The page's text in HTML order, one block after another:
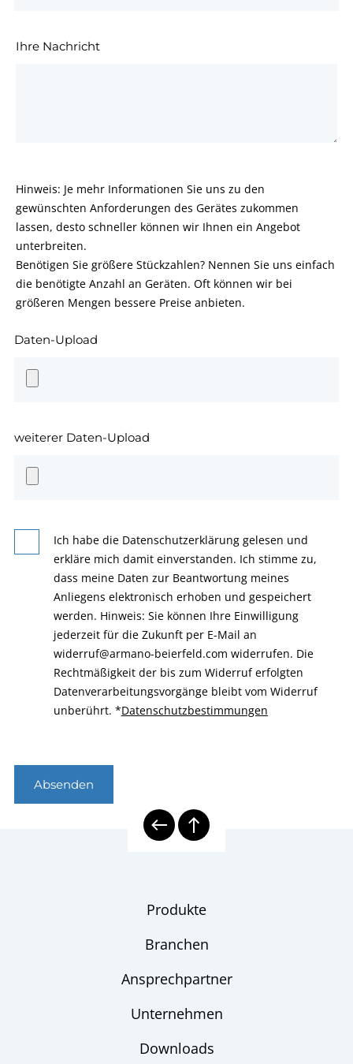
Ihre Nachricht
Hinweis: Je mehr Informationen Sie uns zu den
gewünschten Anforderungen des Gerätes zukommen
lassen, desto schneller können wir Ihnen ein Angebot
unterbreiten.
Benötigen Sie größere Stückzahlen? Nennen Sie uns einfach
die benötigte Anzahl an Geräten. Oft können wir bei
größeren Mengen bessere Preise anbieten.
Daten-Upload
weiterer Daten-Upload
Ich habe die Datenschutzerklärung gelesen und
erkläre mich damit einverstanden. Ich stimme zu,
dass meine Daten zur Beantwortung meines
Anliegens elektronisch erhoben und gespeichert
werden. Hinweis: Sie können Ihre Einwilligung
jederzeit für die Zukunft per E-Mail an
widerruf@armano-beierfeld.com widerrufen. Die
Rechtmäßigkeit der bis zum Widerruf erfolgten
Datenverarbeitungsvorgänge bleibt vom Widerruf
unberührt. *Datenschutzbestimmungen
Absenden
Produkte
Branchen
Ansprechpartner
Unternehmen
Downloads